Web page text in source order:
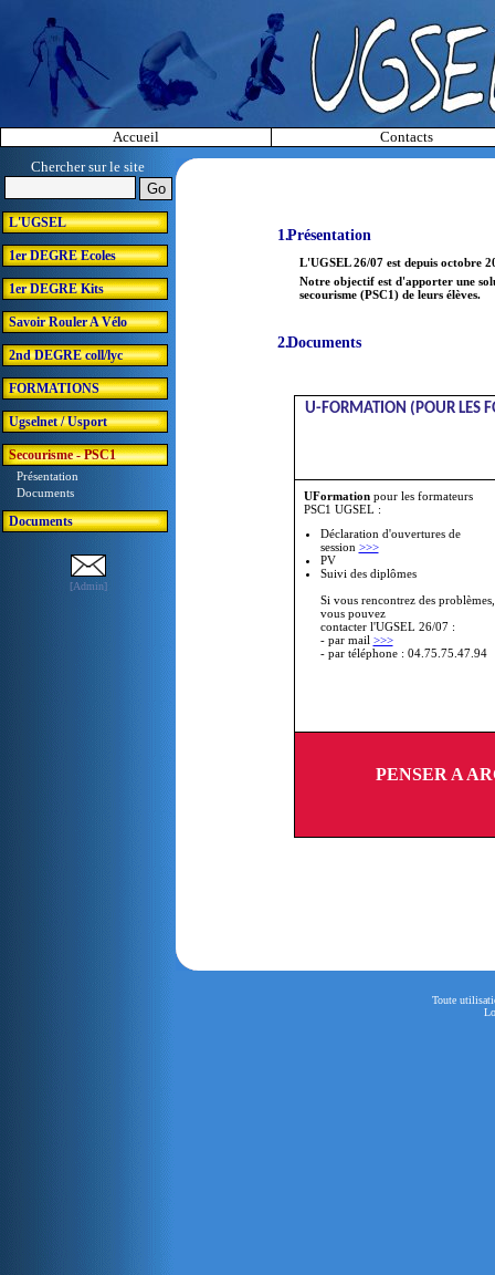
Accueil
Contacts
Chercher sur le site
L'UGSEL
1er DEGRE Ecoles
1er DEGRE Kits
Savoir Rouler A Vélo
2nd DEGRE coll/lyc
FORMATIONS
Ugselnet / Usport
Secourisme - PSC1
Présentation
Documents
Documents
[Admin]
Présentation
L'UGSEL 26/07 est depuis octobre
Notre objectif est d'apporter une
secourisme (PSC1) de leurs élèves.
Documents
U-FORMATION (POUR LES
UFormation pour les formateurs
PSC1 UGSEL :
Déclaration d'ouvertures de
session >>>
PV
Suivi des diplômes
Si vous rencontrez des problèmes,
vous pouvez
contacter l'UGSEL 26/07 :
- par mail >>>
- par téléphone : 04.75.75.47.94
PENSER A
Toute